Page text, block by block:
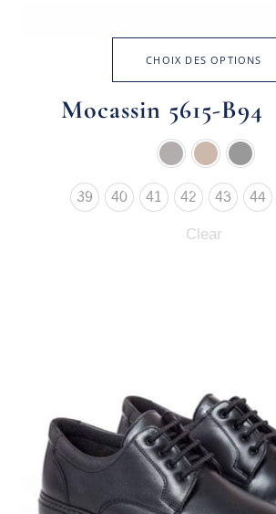
CHOIX DES OPTIONS
Mocassin 5615-B94
39 40 41 42 43 44
Clear